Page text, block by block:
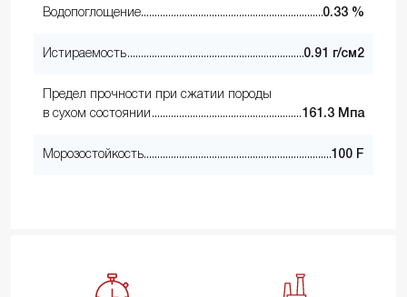
Водопоглощение 0.33 %
Истираемость 0.91 г/см2
Предел прочности при сжатии породы
в сухом состоянии
161.3 Мпа
Морозостойкость 100 F